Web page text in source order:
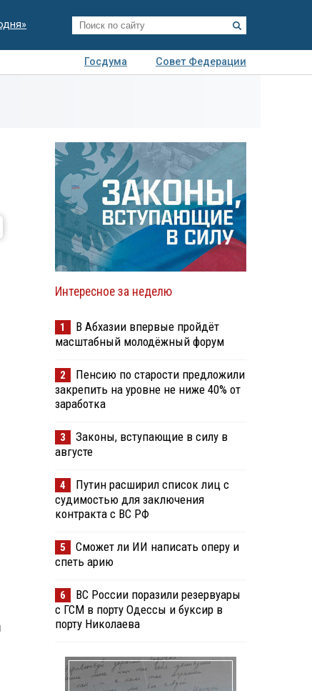
Госдума
Совет Федерации
Интересное за неделю
1
В Абхазии впервые пройдёт
масштабный молодёжный форум
2
Пенсию по старости предложили
закрепить на уровне не ниже 40% от
заработка
3
Законы, вступающие в силу в
августе
4
Путин расширил список лиц с
судимостью для заключения
контракта с ВС РФ
5
Сможет ли ИИ написать оперу и
спеть арию
6
ВС России поразили резервуары
с ГСМ в порту Одессы и буксир в
порту Николаева